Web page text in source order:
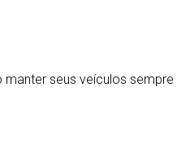
seus veículos sempre